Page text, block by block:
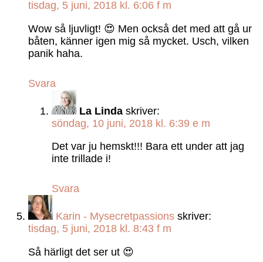
tisdag, 5 juni, 2018 kl. 6:06 f m
Wow så ljuvligt! 😍 Men också det med att gå ur
båten, känner igen mig så mycket. Usch, vilken
panik haha.
Svara
La Linda skriver:
söndag, 10 juni, 2018 kl. 6:39 e m
Det var ju hemskt!!! Bara ett under att jag
inte trillade i!
Svara
Karin - Mysecretpassions skriver:
tisdag, 5 juni, 2018 kl. 8:43 f m
Så härligt det ser ut 😍